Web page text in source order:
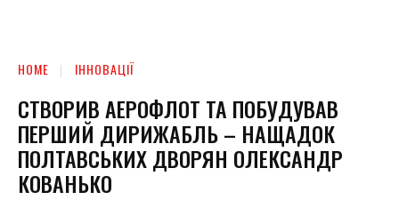
HOME ІННОВАЦІЇ
СТВОРИВ АЕРОФЛОТ ТА ПОБУДУВАВ
ПЕРШИЙ ДИРИЖАБЛЬ – НАЩАДОК
ПОЛТАВСЬКИХ ДВОРЯН ОЛЕКСАНДР
КОВАНЬКО